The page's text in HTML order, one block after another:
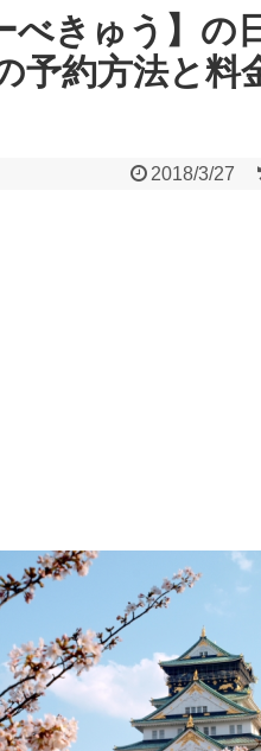
べきゅう】の
予約方法と料
2018/3/27